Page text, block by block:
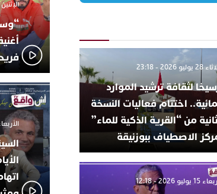
2026 - 23:18
لثقافة ترشيد الموارد
اختتام فعاليات النسخة
من “القرية الذكية للماء”
الاصطياف ببوزنيقة
يوليو 2026 - 12:18
الإثنين 6 أكتوبر 2025 - 17:31
فريد
الأربعاء 24 سبتمبر 2025 -